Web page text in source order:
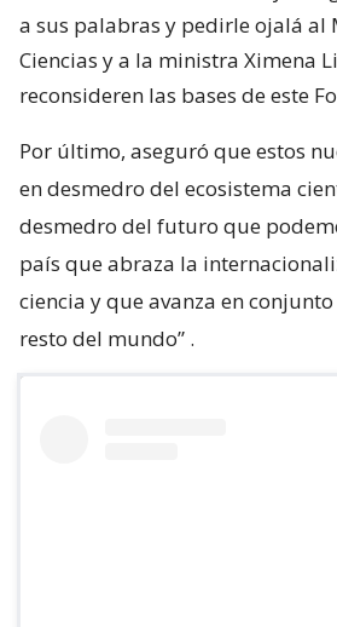
a sus palabras y pedirle ojalá al
Ciencias y a la ministra Ximena
reconsideren las bases de este
Por último, aseguró que estos
en desmedro del ecosistema
desmedro del futuro que
país que abraza la
ciencia y que avanza en
resto del mundo” .